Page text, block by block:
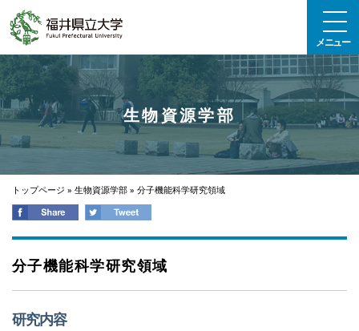
メニュー
生物資源学部
トップページ » 生物資源学部 » 分子機能科学研究領域
分子機能科学研究領域
研究内容